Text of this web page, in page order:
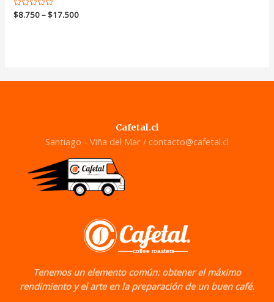
Valorado
en
$8.750–$17.500
Cafetal.cl
Santiago - Viña del Mar / contacto@cafetal.cl
Tenemos un elemento común: obtener el máximo
rendimiento y el arte en la preparación de un buen café.